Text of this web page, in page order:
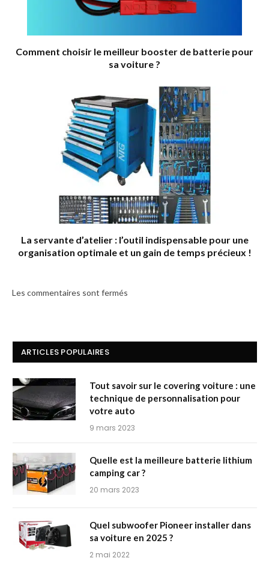
Comment choisir le meilleur booster de batterie pour
sa voiture ?
La servante d’atelier : l’outil indispensable pour une
organisation optimale et un gain de temps précieux !
Les commentaires sont fermés
ARTICLES POPULAIRES
Tout savoir sur le covering voiture : une
technique de personnalisation pour
votre auto
9 mars 2023
Quelle est la meilleure batterie lithium
camping car ?
20 mars 2023
Quel subwoofer Pioneer installer dans
sa voiture en 2025 ?
2 mai 2022